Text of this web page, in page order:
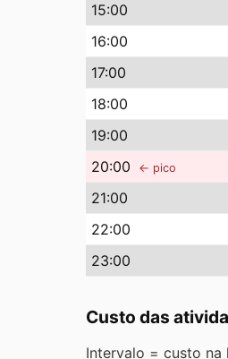
15:00
16:00
17:00
18:00
19:00
20:00 ← pico
21:00
22:00
23:00
Custo das
Intervalo = custo na